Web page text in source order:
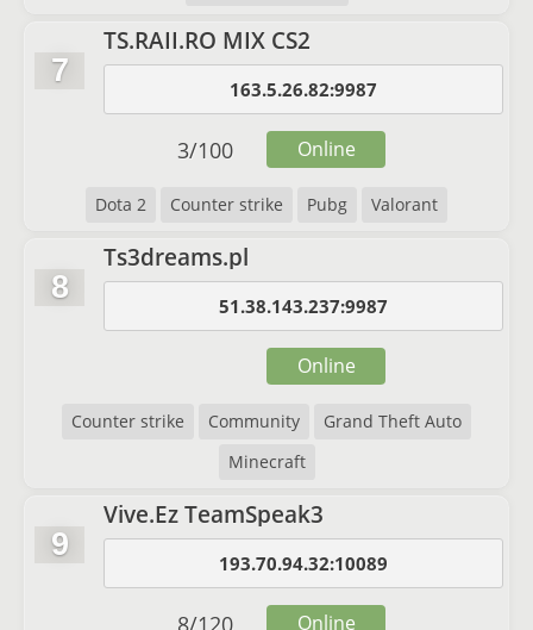
7
TS.RAII.RO MIX CS2
163.5.26.82:9987
Dota 2 Counter strike Pubg Valorant
3/100 Online
8
Ts3dreams.pl
51.38.143.237:9987
Counter strike Community
Grand Theft Auto
Minecraft
Online
9
Vive.Ez TeamSpeak3
193.70.94.32:10089
8/120 Online